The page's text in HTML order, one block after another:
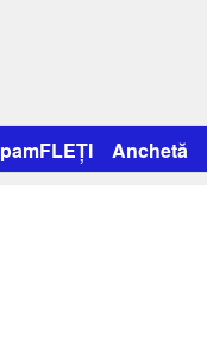
pamFLEȚI Anchetă